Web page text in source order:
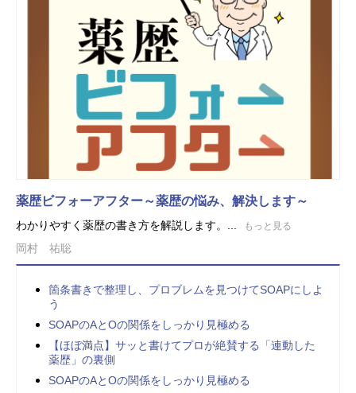
薬歴ビフォーアフター～薬歴の悩み、解決します～
わかりやすく薬歴の書き方を解説します。... もっと見る
岡村 祐聡
箇条書きで整理し、プロブレムを見つけてSOAPにしよ
う
SOAPのAとOの関係をしっかり見極める
【ほぼ満点】サッと書けてプロが絶賛する「連動した
薬歴」の裏側
SOAPのAとOの関係をしっかり見極める